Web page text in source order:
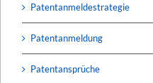
Patentanmeldestrategie
Patentanmeldung
Patentansprüche